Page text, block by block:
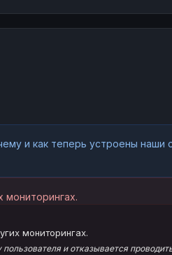
и как теперь устроены наши
мониторингах.
и отказывается